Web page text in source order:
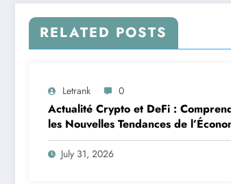
RELATED POSTS
Letrank 0
Actualité Crypto et DeFi :
les Nouvelles Tendances de
Numérique
July 31, 2026